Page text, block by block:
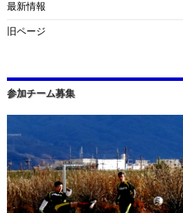
最新情報
旧ページ
参加チーム募集